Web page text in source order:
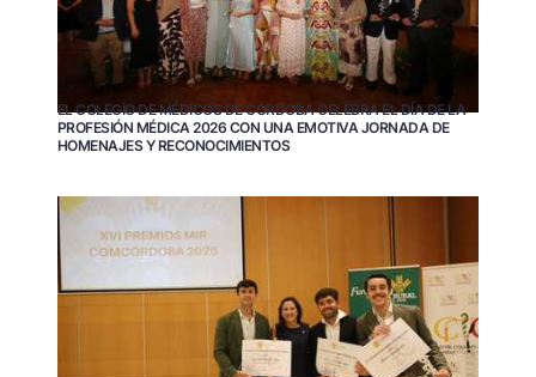
EL COLEGIO DE MÉDICOS DE CÓRDOBA CELEBRA EL DÍA DE LA
PROFESIÓN MÉDICA 2026 CON UNA EMOTIVA JORNADA DE
HOMENAJES Y RECONOCIMIENTOS